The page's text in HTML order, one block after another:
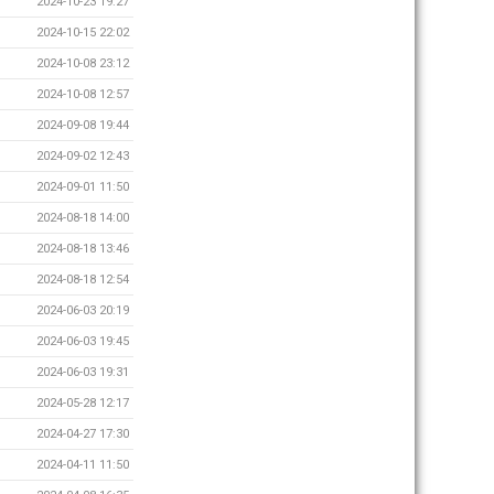
2024-10-15 22:02
2024-10-08 23:12
2024-10-08 12:57
2024-09-08 19:44
2024-09-02 12:43
2024-09-01 11:50
2024-08-18 14:00
2024-08-18 13:46
2024-08-18 12:54
2024-06-03 20:19
2024-06-03 19:45
2024-06-03 19:31
2024-05-28 12:17
2024-04-27 17:30
2024-04-11 11:50